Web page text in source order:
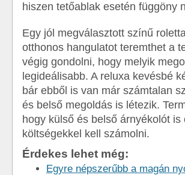
hiszen tetőablak esetén függöny
Egy jól megválasztott színű
otthonos hangulatot teremthet a
végig gondolni, hogy melyik
legideálisabb. A reluxa kevésbé
bár ebből is van már számtalan
és belső megoldás is létezik.
hogy külső és belső árnyékolót
költségekkel kell számolni.
Érdekes lehet még:
Egyre népszerűbb a magán